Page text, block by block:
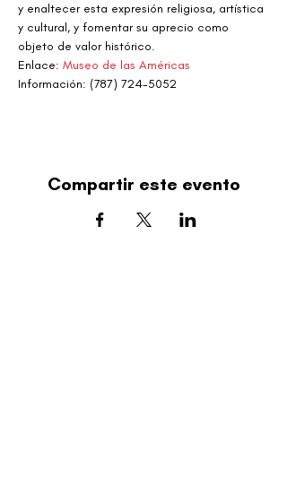
y enaltecer esta expresión religiosa, artística
y cultural, y fomentar su aprecio como
objeto de valor histórico.
Enlace: Museo de las Américas
Información: (787) 724-5052
Compartir este evento